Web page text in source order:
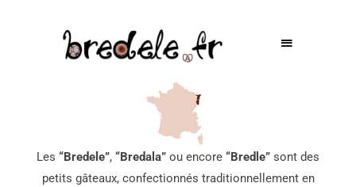
Les “Bredele”, “Bredala” ou encore “Bredle” sont des
petits gâteaux, confectionnés traditionnellement en